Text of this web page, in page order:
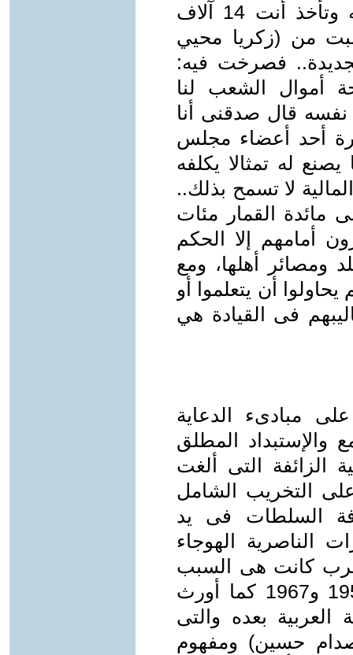
أعضاء مجلس القيادة 10 ألاف جنيه وتأخذ أنت 14 آلاف
وقد طلبت من (زكريا محيي
فصرخت فيه:
أموال الشعب لنا
قال صدقنى أنا
أحد أعضاء مجلس
له تمثالا يكلفه
لا تسمح بذلك..
القمار مئات
أمامهم إلا الحكم
ومصائر أهلها، ومع
أن يتعلموا أو
فى القيادة هي
مبادىء الدعاية
والإستبداد المطلق
الزائفة التى ألغت
التخريب الشامل
السلطات فى يد
الناصرية الهوجاء
كانت هى السبب
الأول فى كافة الإنتكاسات ومنها 1956 و1967 كما أورث
العربية بعده والتى
حسين) ومفهوم